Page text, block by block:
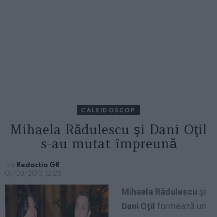
CALEIDOSCOP
Mihaela Rădulescu şi Dani Oţil
s-au mutat împreună
by Redactia GR
01/03/2013, 12:25
Mihaela Rădulescu şi
Dani Oţil formează un